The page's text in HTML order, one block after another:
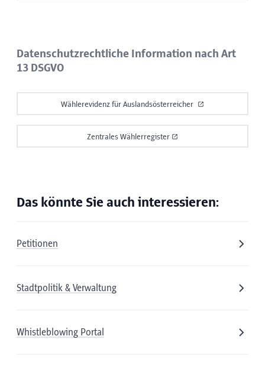
Datenschutzrechtliche Information nach Art
13 DSGVO
Wählerevidenz für Auslandsösterreicher
Zentrales Wählerregister
Das könnte Sie auch interessieren:
Petitionen
Stadtpolitik & Verwaltung
Whistleblowing Portal